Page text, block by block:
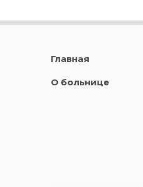
Главная
О больнице